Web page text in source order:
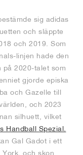
sig adidas
och släppte
och 2019. Som
linjen hade den
på 2020-talet som
gjorde episka
och Gazelle till
och 2023
silhuett, vilket
Handball Spezial.
Gal Gadot i ett
och skon